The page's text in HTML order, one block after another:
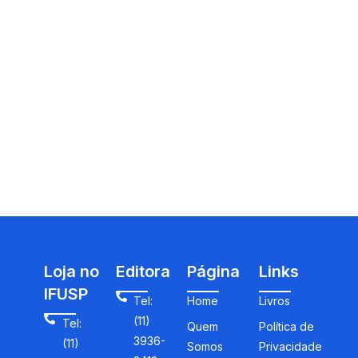
Loja no
IFUSP
Tel:
(11)
Editora
Tel:
(11)
3936-
Página
Home
Quem
Somos
Links
Livros
Política de
Privacidade